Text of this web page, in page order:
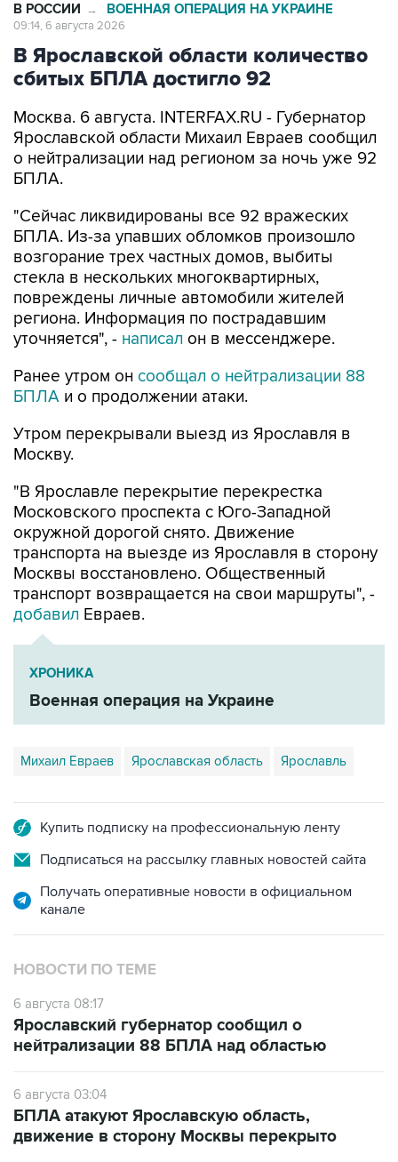
В РОССИИ → ВОЕННАЯ ОПЕРАЦИЯ НА УКРАИНЕ
09:14, 6 августа 2026
В Ярославской области количество
сбитых БПЛА достигло 92
Москва. 6 августа. INTERFAX.RU - Губернатор
Ярославской области Михаил Евраев сообщил
о нейтрализации над регионом за ночь уже 92
БПЛА.
"Сейчас ликвидированы все 92 вражеских
БПЛА. Из-за упавших обломков произошло
возгорание трех частных домов, выбиты
стекла в нескольких многоквартирных,
повреждены личные автомобили жителей
региона. Информация по пострадавшим
уточняется", - написал он в мессенджере.
Ранее утром он сообщал о нейтрализации 88
БПЛА и о продолжении атаки.
Утром перекрывали выезд из Ярославля в
Москву.
"В Ярославле перекрытие перекрестка
Московского проспекта с Юго-Западной
окружной дорогой снято. Движение
транспорта на выезде из Ярославля в сторону
Москвы восстановлено. Общественный
транспорт возвращается на свои маршруты", -
добавил Евраев.
ХРОНИКА
Военная операция на Украине
Михаил Евраев Ярославская область Ярославль
Купить подписку на профессиональную ленту
Подписаться на рассылку главных новостей сайта
Получать оперативные новости в официальном
канале
НОВОСТИ ПО ТЕМЕ
6 августа 08:17
Ярославский губернатор сообщил о
нейтрализации 88 БПЛА над областью
6 августа 03:04
БПЛА атакуют Ярославскую область,
движение в сторону Москвы перекрыто